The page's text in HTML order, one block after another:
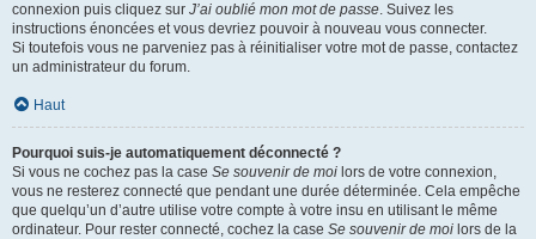
connexion puis cliquez sur J’ai oublié mon mot de passe. Suivez les
instructions énoncées et vous devriez pouvoir à nouveau vous connecter.
Si toutefois vous ne parveniez pas à réinitialiser votre mot de passe, contactez
un administrateur du forum.
Haut
Pourquoi suis-je automatiquement déconnecté ?
Si vous ne cochez pas la case Se souvenir de moi lors de votre connexion,
vous ne resterez connecté que pendant une durée déterminée. Cela empêche
que quelqu’un d’autre utilise votre compte à votre insu en utilisant le même
ordinateur. Pour rester connecté, cochez la case Se souvenir de moi lors de la